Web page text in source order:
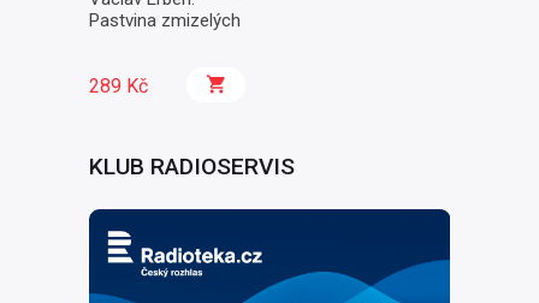
Pastvina zmizelých
289 Kč
KLUB RADIOSERVIS